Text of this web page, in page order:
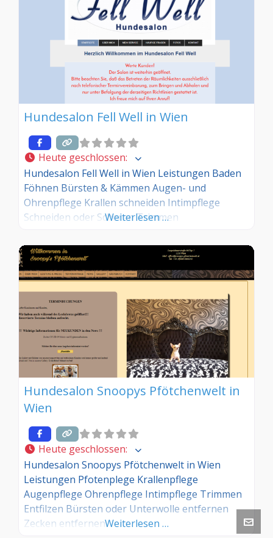
Hundesalon Fell Well in Wien
Heute geschlossen:
Hundesalon Fell Well in Wien Leistungen Baden
Föhnen Bürsten & Kämmen Augen- und
Ohrenpflege Krallen schneiden Intimpflege
Schneiden oder Scheren Trimmen
Weiterlesen …
Hundesalon Snoopys Pfötchenwelt in
Wien
Heute geschlossen:
Hundesalon Snoopys Pfötchenwelt in Wien
Leistungen Pfotenplege Krallenpflege
Augenpflege Ohrenpflege Intimpflege Trimmen
Entfilzen Bürsten oder Unterwolle entfernen
Zecken entfernenWeiterlesen …